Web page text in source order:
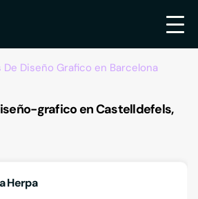
Diseño Grafico en Barcelona
grafico en Castelldefels,
Herpa